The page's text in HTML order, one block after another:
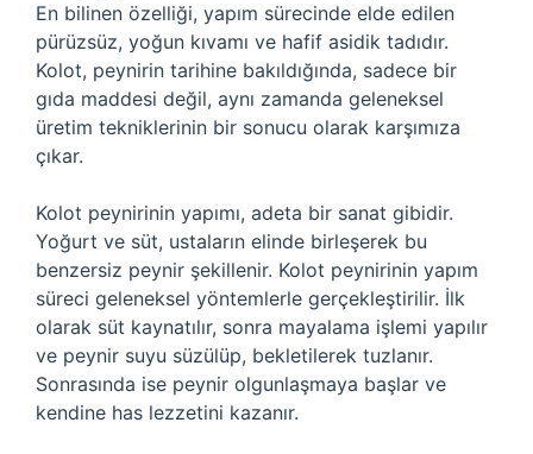
En bilinen özelliği, yapım sürecinde elde edilen
pürüzsüz, yoğun kıvamı ve hafif asidik tadıdır.
Kolot, peynirin tarihine bakıldığında, sadece bir
gıda maddesi değil, aynı zamanda geleneksel
üretim tekniklerinin bir sonucu olarak karşımıza
çıkar.
Kolot peynirinin yapımı, adeta bir sanat gibidir.
Yoğurt ve süt, ustaların elinde birleşerek bu
benzersiz peynir şekillenir. Kolot peynirinin yapım
süreci geleneksel yöntemlerle gerçekleştirilir. İlk
olarak süt kaynatılır, sonra mayalama işlemi yapılır
ve peynir suyu süzülüp, bekletilerek tuzlanır.
Sonrasında ise peynir olgunlaşmaya başlar ve
kendine has lezzetini kazanır.